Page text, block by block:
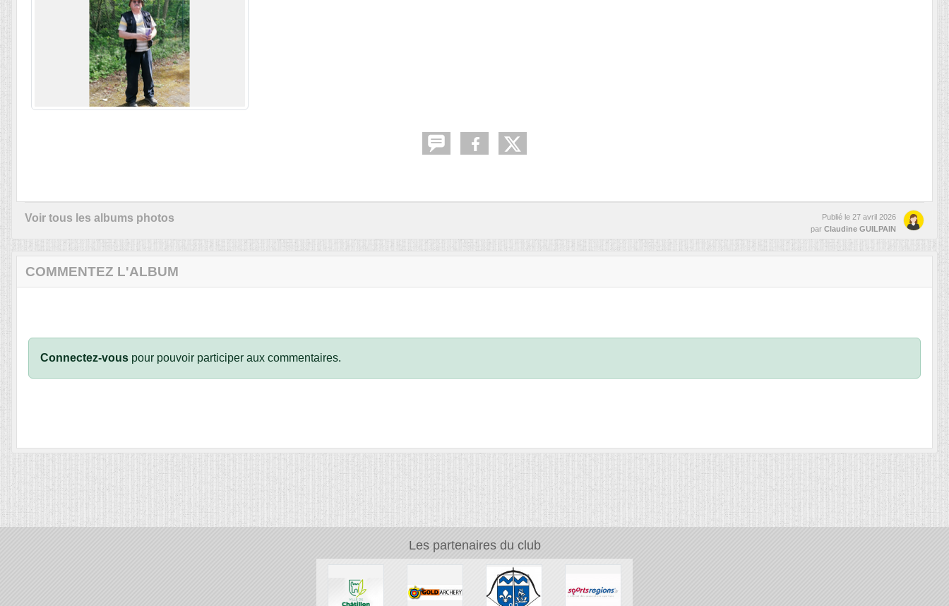
Voir tous les albums photos Publié le 27 avril 2026
par Claudine GUILPAIN
COMMENTEZ L'ALBUM
Connectez-vous pour pouvoir participer aux commentaires.
Les partenaires du club